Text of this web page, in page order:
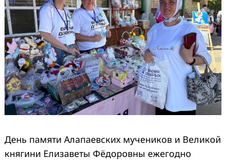
День памяти Алапаевских мучеников и Великой
княгини Елизаветы Фёдоровны ежегодно